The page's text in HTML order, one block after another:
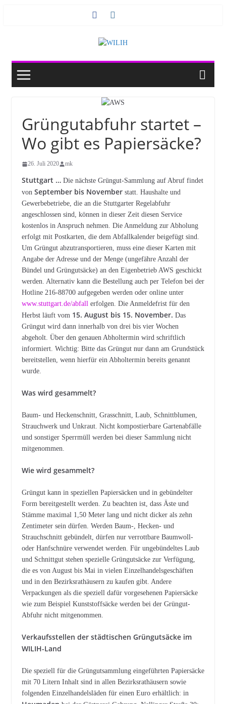
Grüngutabfuhr startet –
Wo gibt es Papiersäcke?
26. Juli 2020 mk
Stuttgart …Die nächste Grüngut-Sammlung auf Abruf findet
von September bis Novemberstatt. Haushalte und
Gewerbebetriebe, die an die Stuttgarter Regel­abfuhr
angeschlossen sind, können in dieser Zeit diesen Service
kostenlos in Anspruch nehmen. Die Anmeldung zur Abholung
erfolgt mit Postkarten, die dem Abfallkalender beigefügt sind.
Um Grüngut abzutransportieren, muss eine dieser Karten mit
Angabe der Adresse und der Menge (ungefähre Anzahl der
Bündel und Grüngutsäcke) an den Eigenbetrieb AWS geschickt
werden. Alternativ kann die Bestellung auch per Telefon bei der
Hotline 216-88700 aufgegeben werden oder online unter
www.stuttgart.de/abfallerfolgen. Die Anmeldefrist für den
Herbst läuft vom 15. August bis 15. November. Das
Grüngut wird dann innerhalb von drei bis vier Wochen
abgeholt. Über den genauen Abholtermin wird schriftlich
informiert. Wichtig: Bitte das Grüngut nur dann am Grundstück
bereitstellen, wenn hierfür ein Abholtermin bereits genannt
wurde.
Was wird gesammelt?
Baum- und Heckenschnitt, Grasschnitt, Laub, Schnittblumen,
Strauchwerk und Unkraut. Nicht kompostierbare Gartenabfälle
und sonstiger Sperrmüll werden bei dieser Sammlung nicht
mitgenommen.
Wie wird gesammelt?
Grüngut kann in speziellen Papiersäcken und in gebündelter
Form bereitgestellt werden. Zu beachten ist, dass Äste und
Stämme maximal 1,50 Meter lang und nicht dicker als zehn
Zentimeter sein dürfen. Werden Baum-, Hecken- und
Strauchschnitt gebündelt, dürfen nur verrottbare Baumwoll-
oder Hanfschnüre verwendet werden. Für ungebündeltes Laub
und Schnittgut stehen spezielle Grüngutsäcke zur Verfügung,
die es von August bis Mai in vielen Einzelhandelsgeschäften
und in den Bezirksrathäusern zu kaufen gibt. Andere
Verpackungen als die speziell dafür vorgesehenen Papiersäcke
wie zum Beispiel Kunststoffsäcke werden bei der Grüngut-
Abfuhr nicht mitgenommen.
Verkaufsstellen der städtischen Grüngutsäcke im
WILIH-Land
Die speziell für die Grüngutsammlung eingeführten Papiersäcke
mit 70 Litern Inhalt sind in allen Bezirksrathäusern sowie
folgenden Einzelhandelsläden für einen Euro erhältlich: in